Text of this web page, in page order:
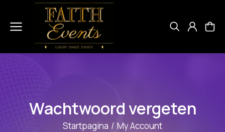
Wachtwoord vergeten
Startpagina My Account